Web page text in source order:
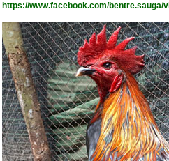
https://www.facebook.com/bentre.sauga/